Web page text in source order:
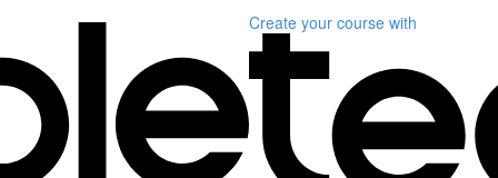
Create your course with